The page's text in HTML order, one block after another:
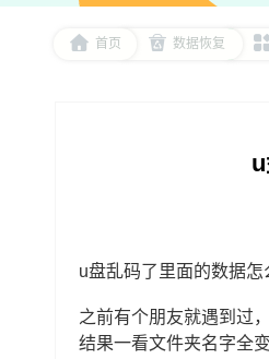
首页 数据恢复
u盘乱码了里面的数据怎
之前有个朋友就遇到过
结果一看文件夹名字全